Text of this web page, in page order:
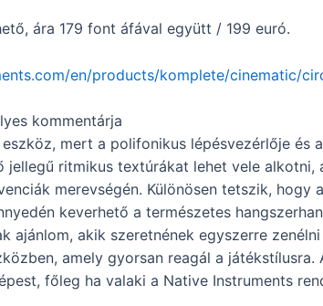
ára 179 font áfával együtt / 199 euró.
en/products/komplete/cinematic/
kommentárja
mert a polifonikus lépésvezérlője és
jellegű ritmikus textúrákat lehet vele alkotni,
merevségén. Különösen tetszik, hogy
keverhető a természetes
ajánlom, akik szeretnének egyszerre
amely gyorsan reagál a játékstílusra.
főleg ha valaki a Native Instruments